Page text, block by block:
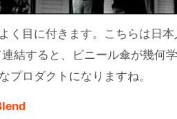
く目に付きます。こちらは日
結すると、ビニール傘が幾何
プロダクトになりますね。